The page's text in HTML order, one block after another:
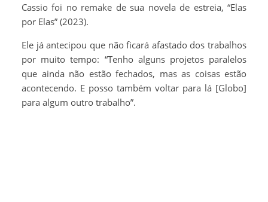
Cassio foi no remake de sua novela de estreia, “Elas
por Elas” (2023).
Ele já antecipou que não ficará afastado dos trabalhos
por muito tempo: “Tenho alguns projetos paralelos
que ainda não estão fechados, mas as coisas estão
acontecendo. E posso também voltar para lá [Globo]
para algum outro trabalho”.